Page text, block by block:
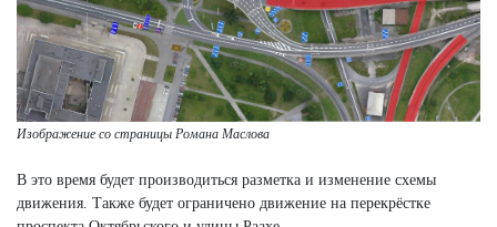
Изображение со страницы Романа Маслова
В это время будет производиться разметка и изменение схемы
движения. Также будет ограничено движение на перекрёстке